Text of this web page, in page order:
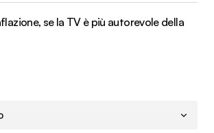
se la TV è più autorevole della